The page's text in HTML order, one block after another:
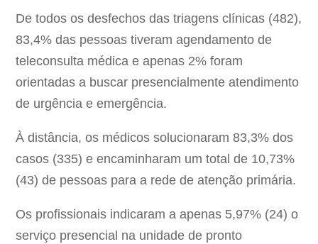
De todos os desfechos das triagens clínicas (482),
83,4% das pessoas tiveram agendamento de
teleconsulta médica e apenas 2% foram
orientadas a buscar presencialmente atendimento
de urgência e emergência.
À distância, os médicos solucionaram 83,3% dos
casos (335) e encaminharam um total de 10,73%
(43) de pessoas para a rede de atenção primária.
Os profissionais indicaram a apenas 5,97% (24) o
serviço presencial na unidade de pronto